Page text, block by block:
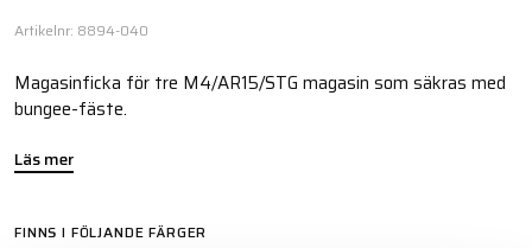
Artikelnr: 8894-040
Magasinficka för tre M4/AR15/STG magasin som säkras med
bungee-fäste.
Läs mer
FINNS I FÖLJANDE FÄRGER